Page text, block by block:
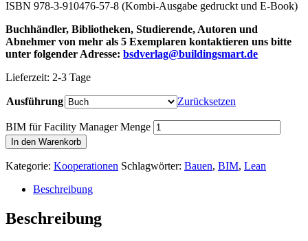
ISBN 978-3-910476-57-8 (Kombi-Ausgabe gedruckt und E-Book)
Buchhändler, Bibliotheken, Studierende, Autoren und
Abnehmer von mehr als 5 Exemplaren kontaktieren uns bitte
unter folgender Adresse: bsdverlag@buildingsmart.de
Lieferzeit: 2-3 Tage
Ausführung Zurücksetzen
BIM für Facility Manager Menge
In den Warenkorb
Kategorie: Kooperationen Schlagwörter: Bauen, BIM, Lean
Beschreibung
Beschreibung